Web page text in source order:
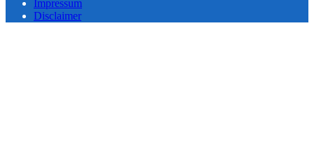
Impressum
Disclaimer